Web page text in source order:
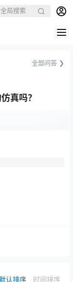
全部问答 ❯
真吗？
认排序 时间排序